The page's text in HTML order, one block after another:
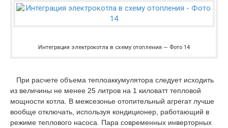
Интеграция электрокотла в схему отопления — Фото 14
При расчете объема теплоаккумулятора следует исходить
из величины не менее 25 литров на 1 киловатт тепловой
мощности котла. В межсезонье отопительный агрегат лучше
вообще отключать, используя кондиционер, работающий в
режиме теплового насоса. Пара современных инверторных